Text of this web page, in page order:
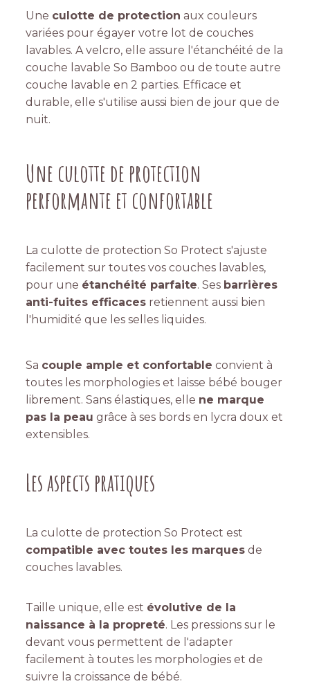
Une culotte de protection aux couleurs
variées pour égayer votre lot de couches
lavables. A velcro, elle assure l'étanchéité de la
couche lavable So Bamboo ou de toute autre
couche lavable en 2 parties. Efficace et
durable, elle s'utilise aussi bien de jour que de
nuit.
Une culotte de protection
performante et confortable
La culotte de protection So Protect s'ajuste
facilement sur toutes vos couches lavables,
pour une étanchéité parfaite. Ses barrières
anti-fuites efficaces retiennent aussi bien
l'humidité que les selles liquides.
Sa couple ample et confortable convient à
toutes les morphologies et laisse bébé bouger
librement. Sans élastiques, elle ne marque
pas la peau grâce à ses bords en lycra doux et
extensibles.
Les aspects pratiques
La culotte de protection So Protect est
compatible avec toutes les marques de
couches lavables.
Taille unique, elle est évolutive de la
naissance à la propreté. Les pressions sur le
devant vous permettent de l'adapter
facilement à toutes les morphologies et de
suivre la croissance de bébé.